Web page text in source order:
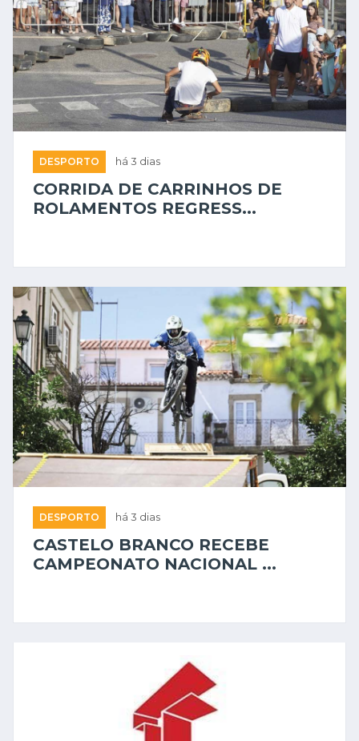
DESPORTO há 3 dias
CORRIDA DE CARRINHOS DE
ROLAMENTOS REGRESS...
DESPORTO há 3 dias
CASTELO BRANCO RECEBE
CAMPEONATO NACIONAL ...